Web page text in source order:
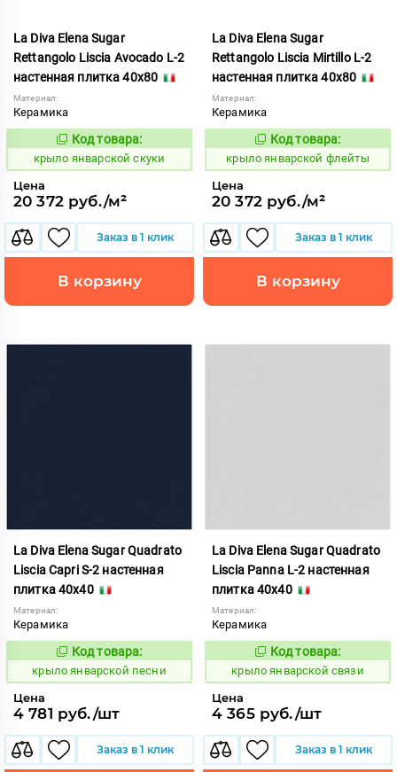
La Diva Elena Sugar
Rettangolo Liscia Avocado L-2
настенная плитка 40x80
Материал:
Керамика
843469
Код товара:
крыло январской скуки
Цена
20 372 руб./м²
Заказ в 1 клик
В корзину
La Diva Elena Sugar
Rettangolo Liscia Mirtillo L-2
настенная плитка 40x80
Материал:
Керамика
843491
Код товара:
крыло январской флейты
Цена
20 372 руб./м²
Заказ в 1 клик
В корзину
La Diva Elena Sugar Quadrato
Liscia Capri S-2 настенная
плитка 40x40
Материал:
Керамика
843444
Код товара:
крыло январской песни
Цена
4 781 руб./шт
Заказ в 1 клик
La Diva Elena Sugar Quadrato
Liscia Panna L-2 настенная
плитка 40x40
Материал:
Керамика
843461
Код товара:
крыло январской связи
Цена
4 365 руб./шт
Заказ в 1 клик